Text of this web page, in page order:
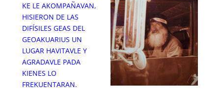
KE LE AKOMPAÑAVAN,
HISIERON DE LAS
DIFÍSILES GEAS DEL
GEOAKUARIUS UN
LUGAR HAVITAVLE Y
AGRADAVLE PADA
KIENES LO
FREKUENTARAN.